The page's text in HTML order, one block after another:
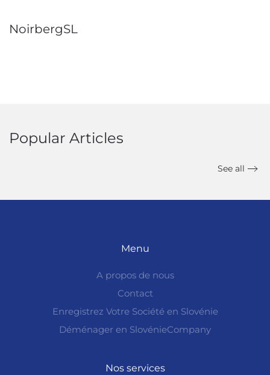
NoirbergSL
Popular Articles
See all
Menu
A propos de nous
Contact
Enregistrez Votre Société en Slovénie
Déménager en SlovénieCompany
Nos services